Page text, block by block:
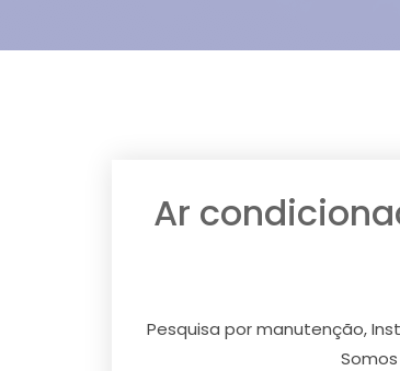
Ar
Pesquisa por manutenção,